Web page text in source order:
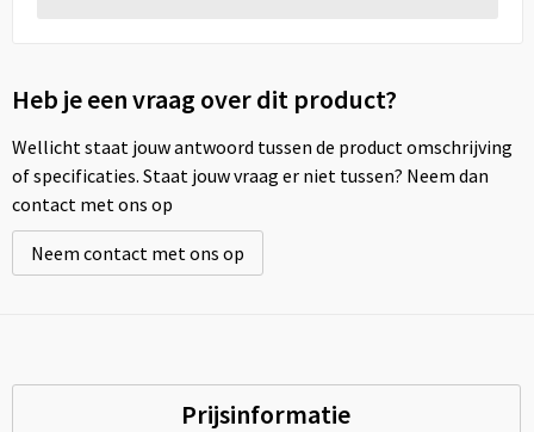
Heb je een vraag over dit product?
Wellicht staat jouw antwoord tussen de product omschrijving
of specificaties. Staat jouw vraag er niet tussen? Neem dan
contact met ons op
Neem contact met ons op
Prijsinformatie